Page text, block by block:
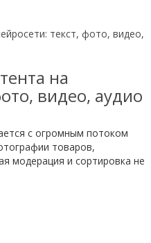
на
видео, аудио
с огромным потоком
товаров,
модерация и сортировка не